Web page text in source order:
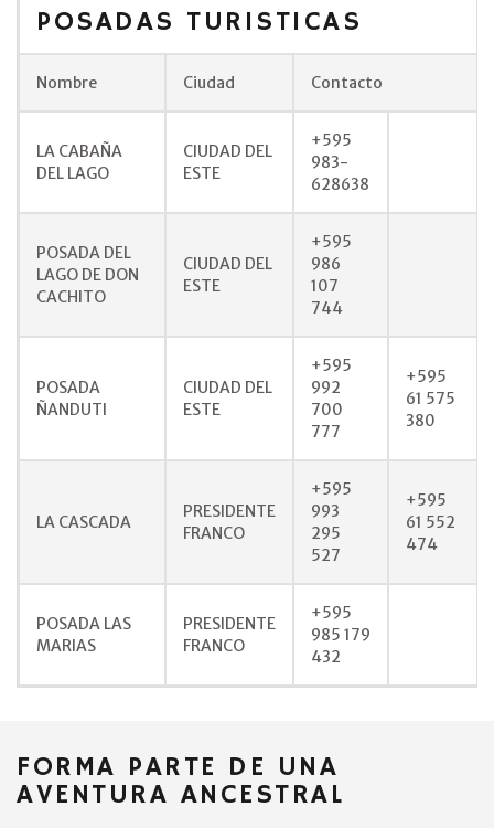
POSADAS TURISTICAS
Nombre Ciudad Contacto
LA CABAÑA
DEL LAGO
CIUDAD DEL
ESTE
+595
983-
628638
POSADA DEL
LAGO DE DON
CACHITO
CIUDAD DEL
ESTE
+595
986
107
744
POSADA
ÑANDUTI
CIUDAD DEL
ESTE
+595
992
700
777
+595
61 575
380
LA CASCADA
PRESIDENTE
FRANCO
+595
993
295
527
+595
61 552
474
POSADA LAS
MARIAS
PRESIDENTE
FRANCO
+595
985 179
432
FORMA PARTE DE UNA
AVENTURA ANCESTRAL